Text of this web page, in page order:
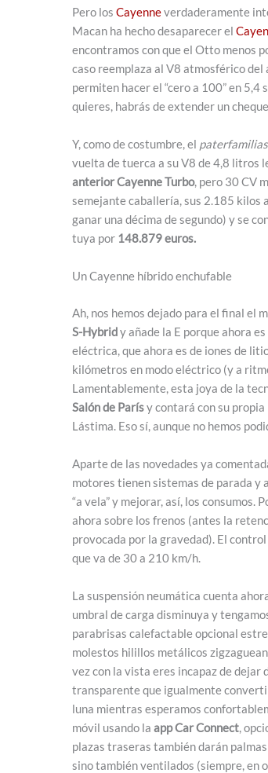
Pero los Cayenneverdaderamente
Macan ha hecho desaparecer el
encontramos con que el Otto menos
caso reemplaza al V8 atmosférico
permiten hacer el “cero a 100” en
quieres, habrás de extender un
Y, como de costumbre, el paterfamilias
vuelta de tuerca a su V8 de 4,8 litros
anterior Cayenne Turbo, pero 30 CV
semejante caballería, sus 2.185 kilos
ganar una décima de segundo) y se
tuya por 148.879 euros.
Un Cayenne híbrido enchufable
Ah, nos hemos dejado para el final el
S-Hybridy añade la E porque ahora
eléctrica, que ahora es de iones de
kilómetros en modo eléctrico (y a
Lamentablemente, esta joya de la
Salón de Parísy contará con su
Lástima. Eso sí, aunque no hemos
Aparte de las novedades ya
motores tienen sistemas de parada y
“a vela” y mejorar, así, los
ahora sobre los frenos (antes la
provocada por la gravedad). El
que va de 30 a 210 km/h.
La suspensión neumática cuenta
umbral de carga disminuya y
parabrisas calefactable opcional
molestos hilillos metálicos
vez con la vista eres incapaz de dejar
transparente que igualmente
luna mientras esperamos
móvil usando la app Car Connect ,
plazas traseras también darán
sino también ventilados (siempre, en